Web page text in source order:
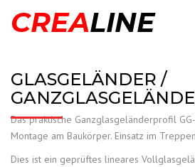
CREALINE
GLASGELÄNDER /
Das praktische Ganzglasgeländerprofil
Montage am Baukörper. Einsatz im
Dies ist ein geprüftes lineares